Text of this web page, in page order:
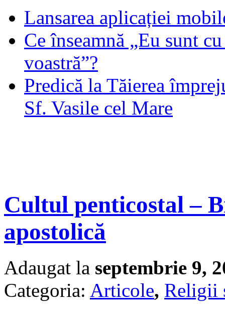
Lansarea aplicației
Ce înseamnă „Eu sunt
voastră”?
Predică la Tăierea
Sf. Vasile cel Mare
Cultul penticostal –
apostolică
Adaugat la septembrie 9,
Categoria: Articole, Religii